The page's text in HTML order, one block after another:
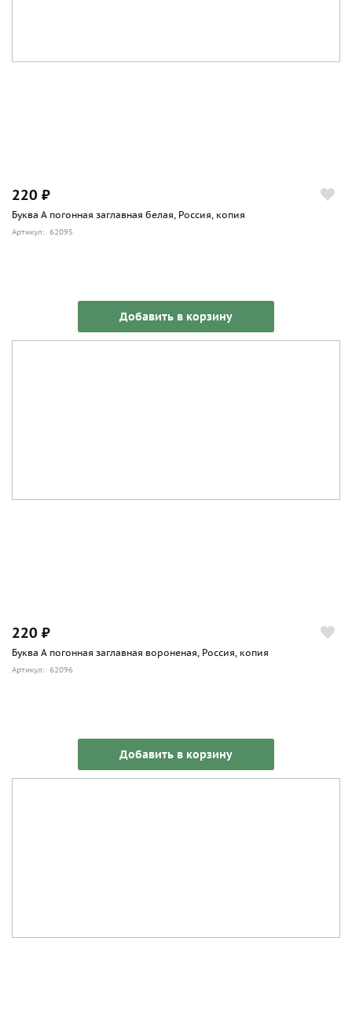
220 ₽
Буква А погонная заглавная белая, Россия, копия
Артикул: 62095
Добавить в корзину
220 ₽
Буква А погонная заглавная вороненая, Россия, копия
Артикул: 62096
Добавить в корзину